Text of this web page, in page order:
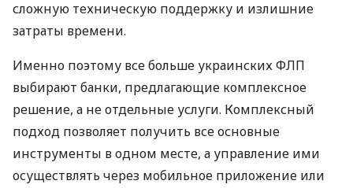
сложную техническую поддержку и излишние
затраты времени.
Именно поэтому все больше украинских ФЛП
выбирают банки, предлагающие комплексное
решение, а не отдельные услуги. Комплексный
подход позволяет получить все основные
инструменты в одном месте, а управление ими
осуществлять через мобильное приложение или